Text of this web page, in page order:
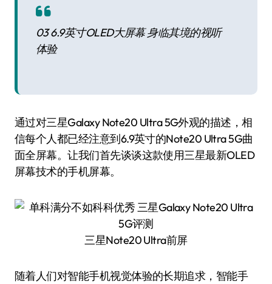
03 6.9英寸OLED大屏幕 身临其境的视听
体验
通过对三星Galaxy Note20 Ultra 5G外观的描述，相
信每个人都已经注意到6.9英寸的Note20 Ultra 5G曲
面全屏幕。让我们首先谈谈这款使用三星最新OLED
屏幕技术的手机屏幕。
三星Note20 Ultra前屏
随着人们对智能手机视觉体验的长期追求，智能手